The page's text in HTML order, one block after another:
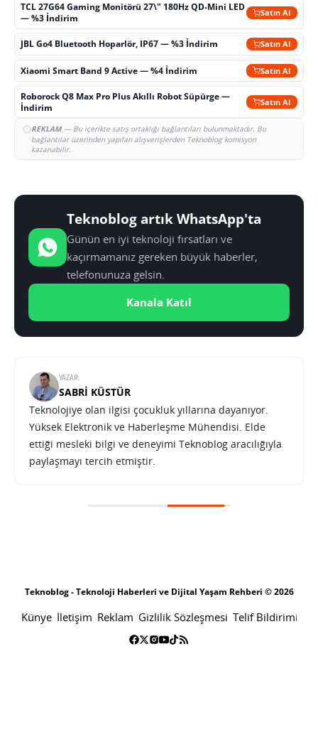
TCL 27G64 Gaming Monitörü 27\" 180Hz QD-Mini LED
— %3 İndirim
Satın Al
JBL Go4 Bluetooth Hoparlör, IP67 — %3 İndirim Satın Al
Xiaomi Smart Band 9 Active — %4 İndirim Satın Al
Roborock Q8 Max Pro Plus Akıllı Robot Süpürge —
İndirim
Satın Al
REKLAM— Bu içerikte satış ortaklığı bağlantıları bulunmaktadır. Bu
bağlantılar üzerinden yapılan alışverişlerden Teknoblog komisyon
kazanabilir.
Teknoblog artık WhatsApp'ta
Günün en iyi teknoloji fırsatları ve
kaçırmamanız gereken büyük haberler,
telefonunuza gelsin.
Kanala Katıl
YAZAR:
SABRI KÜSTÜR
Teknolojiye olan ilgisi çocukluk yıllarına dayanıyor.
Yüksek Elektronik ve Haberleşme Mühendisi. Elde
ettiği mesleki bilgi ve deneyimi Teknoblog aracılığıyla
paylaşmayı tercih etmiştir.
Teknoblog - Teknoloji Haberleri ve Dijital Yaşam Rehberi © 2026
Künye İletişim Reklam Gizlilik Sözleşmesi Telif Bildirimi